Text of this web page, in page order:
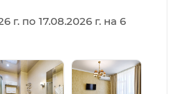
г. по 17.08.2026 г. на 6